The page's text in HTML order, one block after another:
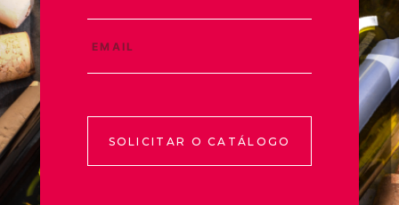
SOLICITAR O CATÁLOGO